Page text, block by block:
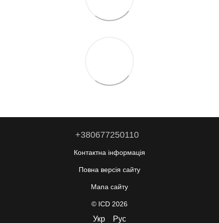
+380677250110
Контактна інформація
Повна версія сайту
Мапа сайту
© ICD 2026
Укр Рус